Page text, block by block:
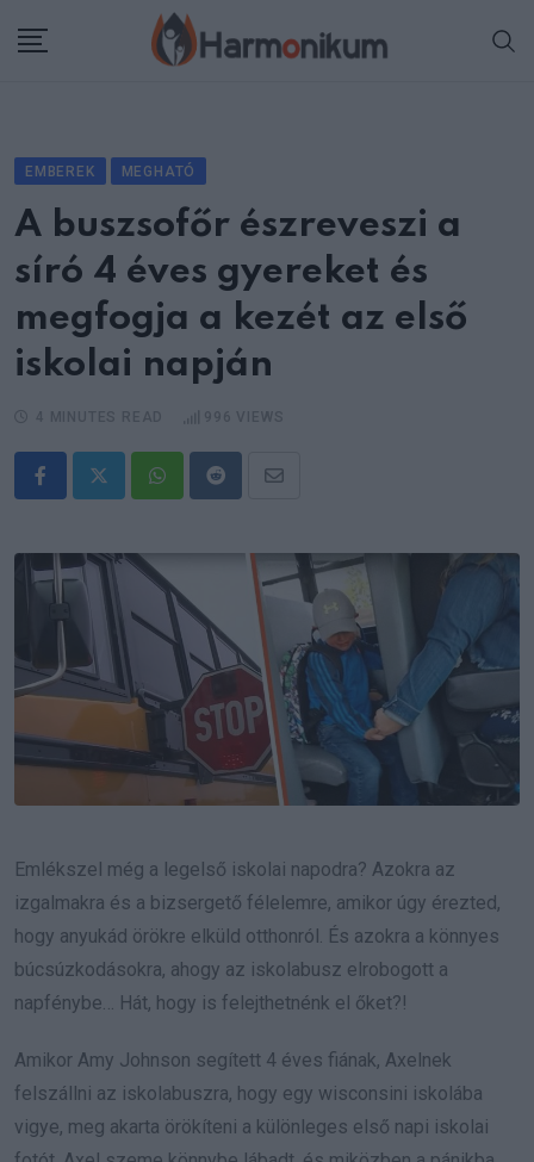
EMBEREK MEGHATÓ
A buszsofőr észreveszi a
síró 4 éves gyereket és
megfogja a kezét az első
iskolai napján
WhatsappRedditShare
Email
Emlékszel még a legelső iskolai napodra? Azokra az
izgalmakra és a bizsergető félelemre, amikor úgy érezted,
hogy anyukád örökre elküld otthonról. És azokra a könnyes
búcsúzkodásokra, ahogy az iskolabusz elrobogott a
napfénybe… Hát, hogy is felejthetnénk el őket?!
Amikor Amy Johnson segített 4 éves fiának, Axelnek
felszállni az iskolabuszra, hogy egy wisconsini iskolába
vigye, meg akarta örökíteni a különleges első napi iskolai